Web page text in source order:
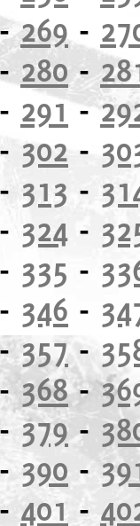
269 -
280-
- 291-
- 302 -
- 313 -
- 324 -
- 335 -
- 346 -
357-
368-
379-
390 -
- 401 -